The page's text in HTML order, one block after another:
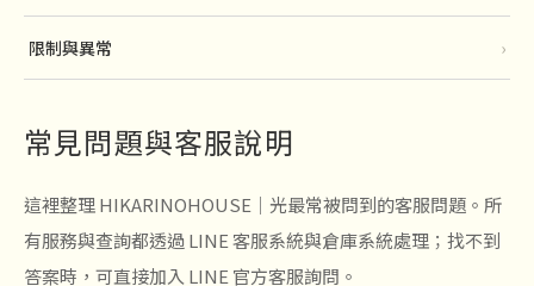
限制與異常 ›
常見問題與客服說明
這裡整理 HIKARINOHOUSE｜光最常被問到的客服問題。所
有服務與查詢都透過 LINE 客服系統與倉庫系統處理；找不到
答案時，可直接加入 LINE 官方客服詢問。